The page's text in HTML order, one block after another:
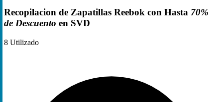
Recopilacion de Zapatillas Reebok con Hasta 70%
de Descuento en SVD
8 Utilizado